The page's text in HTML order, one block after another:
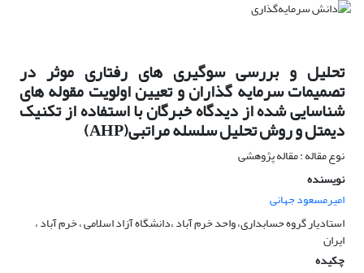
تحلیل و بررسی سوگیری های رفتاری موثر در
تصمیمات سرمایه گذاران و تعیین اولویت مقوله های
شناسایی شده از دیدگاه خبرگان با استفاده از تکنیک
دیمتل و روش تحلیل سلسله مراتبی(AHP)
نوع مقاله : مقاله پژوهشی
نویسنده
امیرمسعود جهانی
استادیار گروه حسابداری، واحد خرم آباد ،دانشگاه آزاد اسلامی ، خرم آباد ،
ایران
چکیده